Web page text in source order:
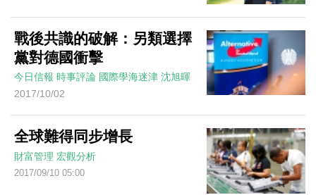
戰後共識的破解：另類選擇
黨對德國衝擊
今日信報 時事評論 國際學海迷津 沈旭暉
2017/10/02
全球難得同步增長
財富管理 宏觀分析
2017/09/10 05:00